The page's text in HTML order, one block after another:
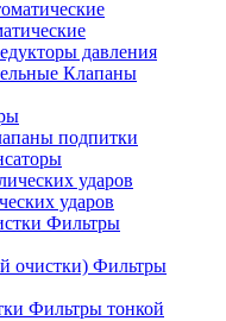
давления
Клапаны
подпитки
ударов
Фильтры
Фильтры
Фильтры тонкой